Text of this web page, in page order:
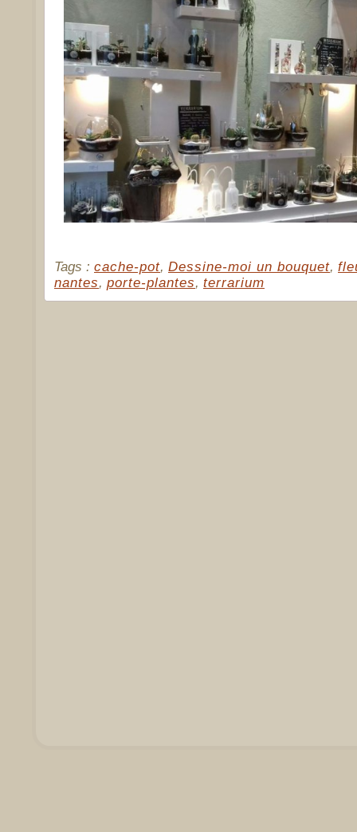
Tags : cache-pot, Dessine-moi un bouquet,
nantes, porte-plantes, terrarium